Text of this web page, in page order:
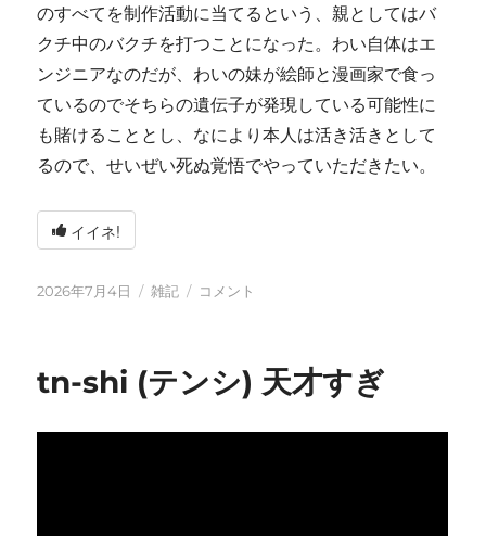
のすべてを制作活動に当てるという、親としてはバ
クチ中のバクチを打つことになった。わい自体はエ
ンジニアなのだが、わいの妹が絵師と漫画家で食っ
ているのでそちらの遺伝子が発現している可能性に
も賭けることとし、なにより本人は活き活きとして
るので、せいぜい死ぬ覚悟でやっていただきたい。
イイネ!
投
2026年7月4日
カ
ー
雑記
い
と
コメント
tn-shi (テンシ) 天才すぎ